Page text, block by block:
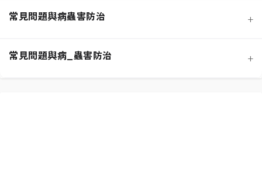
寵物安全與有毒植物清單
功能性植物推薦 (淨化空氣)
施肥策略：植物的營養補充
常見問題與病蟲害防治 +
常見問題與病_蟲害防治 +